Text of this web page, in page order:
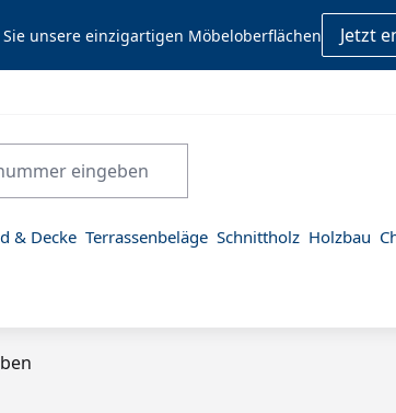
Sie unsere einzigartigen Möbeloberflächen Jetzt
& Decke Terrassenbeläge Schnittholz Holzbau